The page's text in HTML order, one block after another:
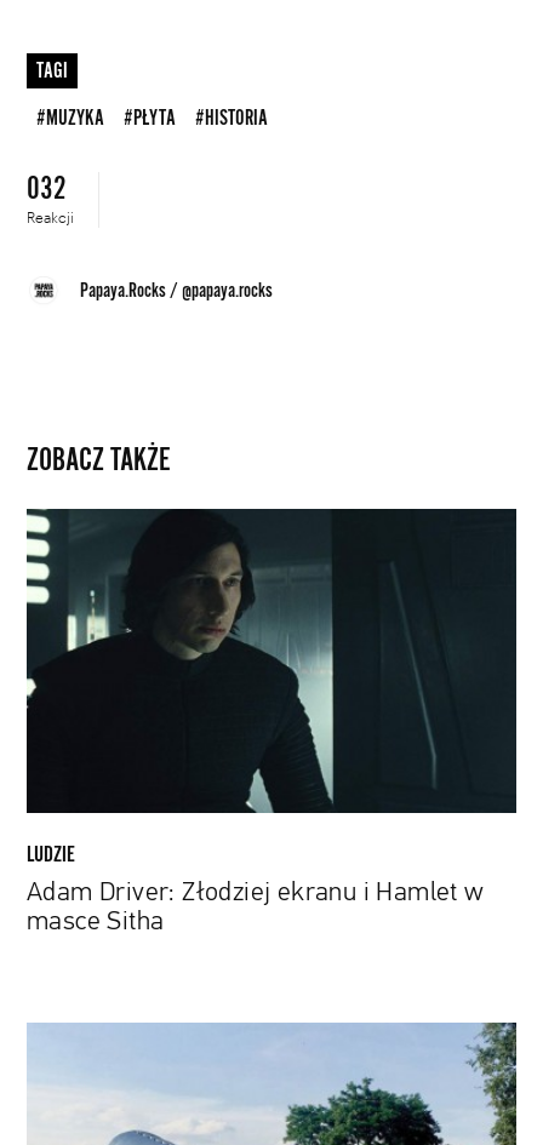
TAGI
#MUZYKA #PŁYTA #HISTORIA
032
Reakcji
Papaya.Rocks /@papaya.rocks
ZOBACZ TAKŻE
Adam
Driver:
Złodziej
ekranu
w
LUDZIE
Adam Driver: Złodziej ekranu i Hamlet w
masce Sitha